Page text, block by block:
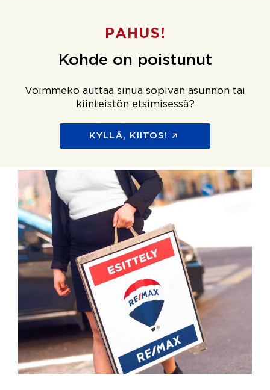
PAHUS!
Kohde on poistunut
Voimmeko auttaa sinua sopivan asunnon tai
kiinteistön etsimisessä?
KYLLÄ, KIITOS!